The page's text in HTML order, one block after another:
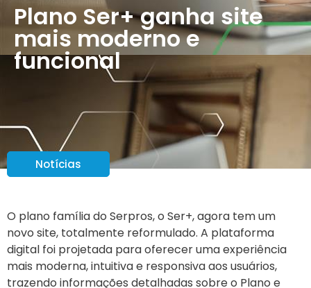
Plano Ser+ ganha site
mais moderno e
funcional
Notícias
O plano família do Serpros, o Ser+, agora tem um
novo site, totalmente reformulado. A plataforma
digital foi projetada para oferecer uma experiência
mais moderna, intuitiva e responsiva aos usuários,
trazendo informações detalhadas sobre o Plano e